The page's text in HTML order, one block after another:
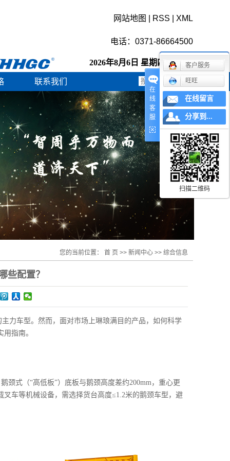
网站地图 RSS XML
电话：0371-86664500
2026年8月6日 星期四 4:43:30
联系我们
您的当前位置： 首 页 >> 新闻中心 >> 综合信息
些配置？
力车型。然而，面对市场上琳琅满目的产品，如何科学
指南。
颈式（“高低板”）底板与鹅颈高度差约200mm，重心更
车等机械设备，需选择货台高度≤1.2米的鹅颈车型，避
在
线
客
服
客户服务
旺旺
在线留言
分享到...
扫描二维码